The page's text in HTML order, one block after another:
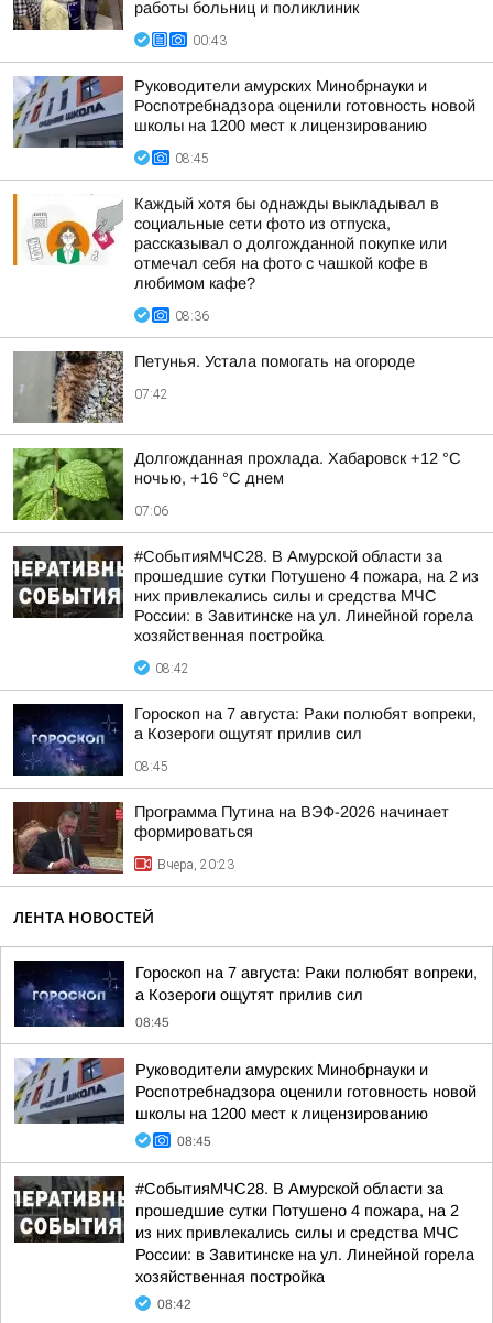
работы больниц и поликлиник
00:43
Руководители амурских Минобрнауки и
Роспотребнадзора оценили готовность новой
школы на 1200 мест к лицензированию
08:45
Каждый хотя бы однажды выкладывал в
социальные сети фото из отпуска,
рассказывал о долгожданной покупке или
отмечал себя на фото с чашкой кофе в
любимом кафе?
08:36
Петунья. Устала помогать на огороде
07:42
Долгожданная прохлада. Хабаровск +12 °C
ночью, +16 °C днем
07:06
#СобытияМЧС28. В Амурской области за
прошедшие сутки Потушено 4 пожара, на 2 из
них привлекались силы и средства МЧС
России: в Завитинске на ул. Линейной горела
хозяйственная постройка
08:42
Гороскоп на 7 августа: Раки полюбят вопреки,
а Козероги ощутят прилив сил
08:45
Программа Путина на ВЭФ-2026 начинает
формироваться
Вчера, 20:23
ЛЕНТА НОВОСТЕЙ
Гороскоп на 7 августа: Раки полюбят вопреки,
а Козероги ощутят прилив сил
08:45
Руководители амурских Минобрнауки и
Роспотребнадзора оценили готовность новой
школы на 1200 мест к лицензированию
08:45
#СобытияМЧС28. В Амурской области за
прошедшие сутки Потушено 4 пожара, на 2
из них привлекались силы и средства МЧС
России: в Завитинске на ул. Линейной горела
хозяйственная постройка
08:42